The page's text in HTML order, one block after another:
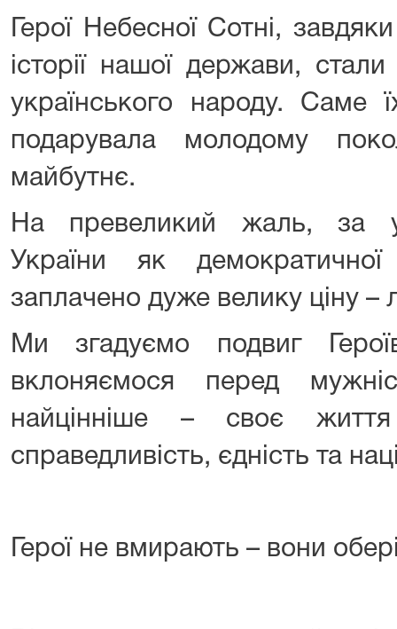
Герої Небесної Сотні,
історії нашої держави,
українського народу. Саме
подарувала молодому
майбутнє.
На превеликий жаль, за
України як демократичної
заплачено дуже велику ціну –
Ми згадуємо подвиг
вклоняємося перед
найцінніше – своє
справедливість, єдність та
Герої не вмирають – вони